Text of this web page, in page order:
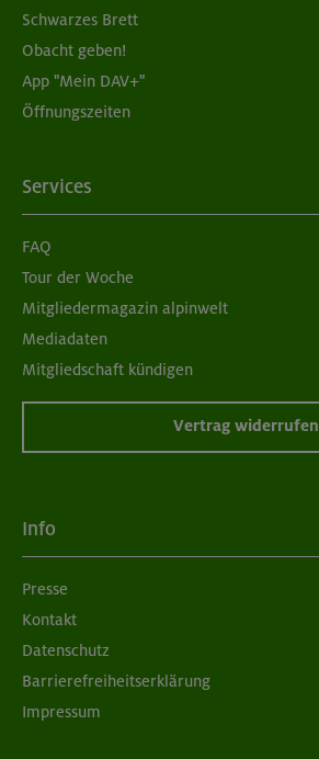
Schwarzes Brett
Obacht geben!
App "Mein DAV+"
Öffnungszeiten
Services
FAQ
Tour der Woche
Mitgliedermagazin alpinwelt
Mediadaten
Mitgliedschaft kündigen
Vertrag widerrufen
Info
Presse
Kontakt
Datenschutz
Barrierefreiheitserklärung
Impressum